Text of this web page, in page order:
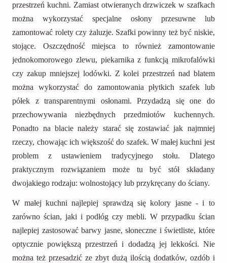
przestrzeń kuchni. Zamiast otwieranych drzwiczek w szafkach
można wykorzystać specjalne osłony przesuwne lub
zamontować rolety czy żaluzje. Szafki powinny też być niskie,
stojące. Oszczędność miejsca to również zamontowanie
jednokomorowego zlewu, piekarnika z funkcją mikrofalówki
czy zakup mniejszej lodówki. Z kolei przestrzeń nad blatem
można wykorzystać do zamontowania płytkich szafek lub
półek z transparentnymi osłonami. Przydadzą się one do
przechowywania niezbędnych przedmiotów kuchennych.
Ponadto na blacie należy starać się zostawiać jak najmniej
rzeczy, chowając ich większość do szafek. W małej kuchni jest
problem z ustawieniem tradycyjnego stołu. Dlatego
praktycznym rozwiązaniem może tu być stół składany
dwojakiego rodzaju: wolnostojący lub przykręcany do ściany.
W małej kuchni najlepiej sprawdzą się kolory jasne - i to
zarówno ścian, jaki i podłóg czy mebli. W przypadku ścian
najlepiej zastosować barwy jasne, słoneczne i świetliste, które
optycznie powiększą przestrzeń i dodadzą jej lekkości. Nie
można też przesadzić ze zbyt dużą ilością dodatków, ozdób i